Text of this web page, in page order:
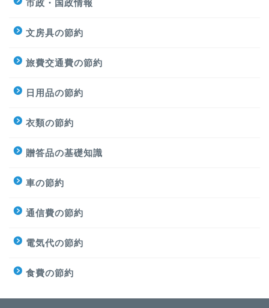
市政・国政情報
文房具の節約
旅費交通費の節約
日用品の節約
衣類の節約
贈答品の基礎知識
車の節約
通信費の節約
電気代の節約
食費の節約